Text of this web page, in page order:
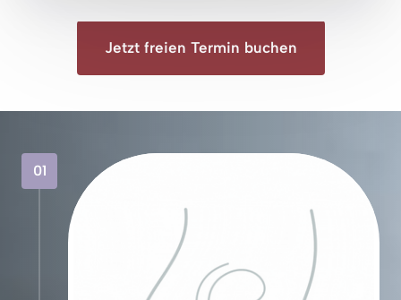
Jetzt freien Termin buchen
01